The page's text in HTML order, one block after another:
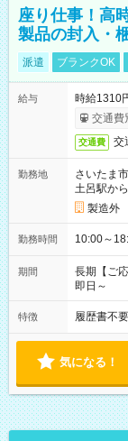
座り仕事！高
製品の封入・
派遣 ブランクOK
給与
時給1310
交通費
交通費 交
勤務地
さいたま
土呂駅か
製造外
勤務時間
期間
長期【ご
即日～
特徴 履歴書不要
気になる！